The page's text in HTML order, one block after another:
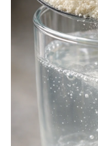
ósea y las
calidad son ideales
necesidades de
una dieta
quelados pueden
general.